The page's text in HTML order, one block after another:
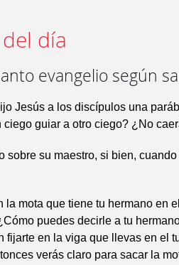
día
evangelio según
Jesús a los discípulos una
guiar a otro ciego? ¿No
sobre su maestro, si bien,
la mota que tiene tu hermano en
puedes decirle a tu
fijarte en la viga que llevas en el
verás claro para sacar la